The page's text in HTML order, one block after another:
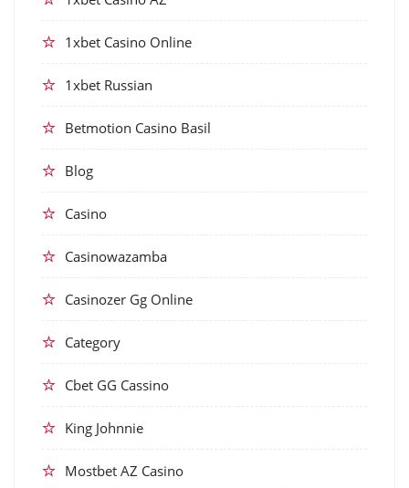
1xbet Casino Online
1xbet Russian
Betmotion Casino Basil
Blog
Casino
Casinowazamba
Casinozer Gg Online
Category
Cbet GG Cassino
King Johnnie
Mostbet AZ Casino